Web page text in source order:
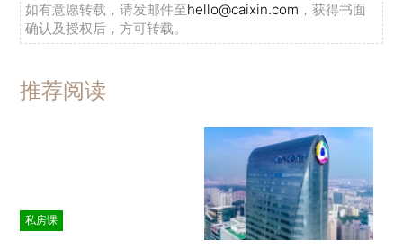
如有意愿转载，请发邮件至hello@caixin.com ，获得书面
确认及授权后，方可转载。
推荐阅读
私房课